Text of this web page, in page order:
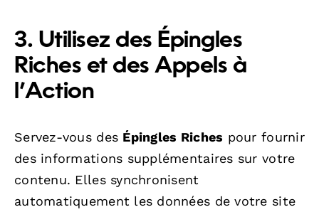
3. Utilisez des Épingles
Riches et des Appels à
l’Action
Servez-vous des Épingles Riches pour fournir
des informations supplémentaires sur votre
contenu. Elles synchronisent
automatiquement les données de votre site